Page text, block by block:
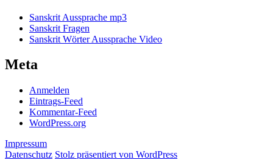
Sanskrit Aussprache mp3
Sanskrit Fragen
Sanskrit Wörter Aussprache Video
Meta
Anmelden
Eintrags-Feed
Kommentar-Feed
WordPress.org
Impressum
Datenschutz Stolz präsentiert von WordPress